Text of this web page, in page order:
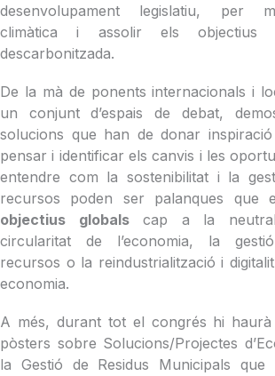
desenvolupament legislatiu, per
climàtica i assolir els objectius
descarbonitzada.
De la mà de ponents internacionals i
un conjunt d’espais de debat,
solucions que han de donar
pensar i identificar els canvis i les
entendre com la sostenibilitat i la
recursos poden ser palanques que
objectius globalscap a la
circularitat de l’economia, la
recursos o la reindustrialització i
economia.
A més, durant tot el congrés hi
pòsters sobre Solucions/Projectes
la Gestió de Residus Municipals